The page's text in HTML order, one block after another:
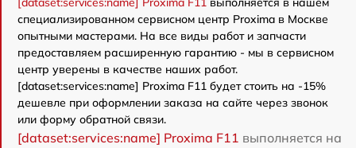
специализированном сервисном центр Proxima в Москве
опытными мастерами. На все виды работ и запчасти
предоставляем расширенную гарантию - мы в сервисном
центр уверены в качестве наших работ.
[dataset:services:name] Proxima F11 будет стоить на -15%
дешевле при оформлении заказа на сайте через звонок
или форму обратной связи.
[dataset:services:name] Proxima F11 выполняется на